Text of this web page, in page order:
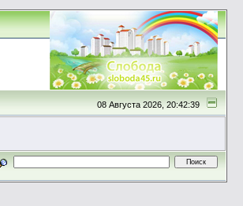
08 Августа 2026, 20:42:39